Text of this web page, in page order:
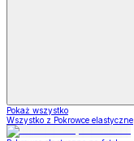
Pokaż wszystko
Wszystko z Pokrowce elastyczne